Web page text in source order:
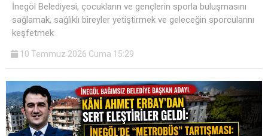
İnegöl Belediyesi, çocukların ve gençlerin sporla buluşmasını
sağlamak, sağlıklı bireyler yetiştirmek ve geleceğin sporcularını
keşfetmek
10 Temmuz 2026 Cuma 15:29